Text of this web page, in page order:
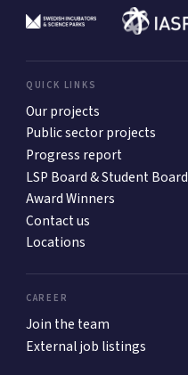
QUICK LINKS
Our projects
Public sector projects
Progress report
LSP Board & Student Board
Award Winners
Contact us
Locations
CAREER
Join the team
External job listings